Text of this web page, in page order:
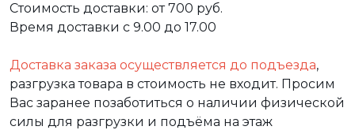
Стоимость доставки: от 700 руб.
Время доставки с 9.00 до 17.00
Доставка заказа осуществляется до подъезда,
разгрузка товара в стоимость не входит. Просим
Вас заранее позаботиться о наличии физической
силы для разгрузки и подъёма на этаж